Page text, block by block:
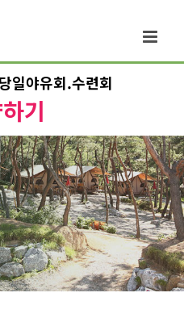
일야유회.수련회
기